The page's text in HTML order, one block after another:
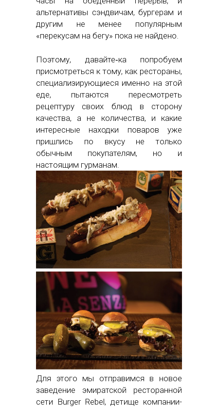
альтернативы сэндвичам, бургерам и
другим не менее популярным
«перекусам на бегу» пока не найдено.
Поэтому, давайте‑ка попробуем
присмотреться к тому, как рестораны,
специализирующиеся именно на этой
еде, пытаются пересмотреть
рецептуру своих блюд в сторону
качества, а не количества, и какие
интересные находки поваров уже
пришлись по вкусу не только
обычным покупателям, но и
настоящим гурманам.
Для этого мы отправимся в новое
заведение эмиратской ресторанной
сети Burger Rebel, детище компании-